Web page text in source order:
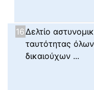
16 Δελτίο
ταυτότητας
δικαιούχων ...